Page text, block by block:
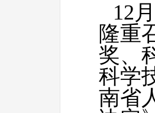
12
隆重
奖、
科学
南省